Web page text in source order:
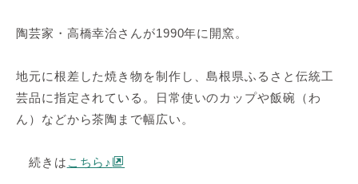
陶芸家・高橋幸治さんが1990年に開窯。
地元に根差した焼き物を制作し、島根県ふるさと伝統工
芸品に指定されている。日常使いのカップや飯碗（わ
ん）などから茶陶まで幅広い。
続きは こちら♪